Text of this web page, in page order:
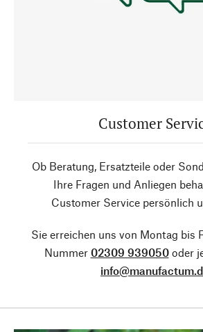
Customer
Ob Beratung, Ersatzteile oder
Ihre Fragen und Anliegen
Customer Service persönlich
Sie erreichen uns von Montag bis
Nummer 02309 939050oder